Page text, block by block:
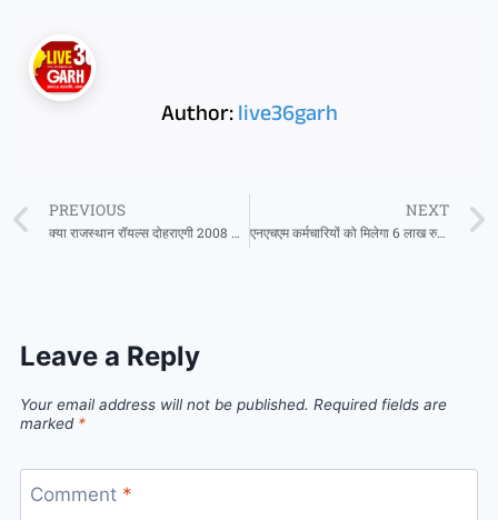
Author:live36garh
PREVIOUS
क्या राजस्थान रॉयल्स दोहराएगी 2008 का इतिहास? 18 साल का सूखा खत्म करने उतरेगी ‘पराग सेना
NEXT
एनएचएम कर्मचारियों को मिलेगा 6 लाख रुपये का निःशुल्क लाइफ इंश्योरेंस कवर
Leave a Reply
Your email address will not be published. Required fields are
marked *
Comment *